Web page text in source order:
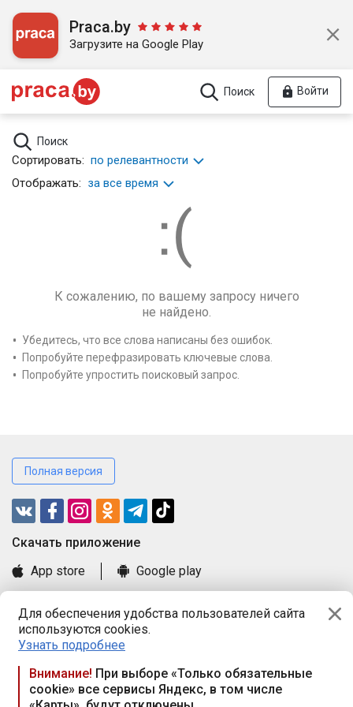
Для обеспечения удобства пользователей сайта
используются cookies.
Узнать подробнее
Внимание! При выборе «Только обязательные
cookie» все сервисы Яндекс, в том числе
Praca.by
Загрузите на Google Play
Поиск Войти
Поиск
Сортировать: по релевантности
Отображать: за все время
К сожалению, по вашему запросу ничего
не найдено.
Убедитесь, что все слова написаны без ошибок.
Попробуйте перефразировать ключевые слова.
Попробуйте упростить поисковый запрос.
Полная версия
Cкачать приложение
App store
Google play
Книга замечаний и предложений
Правила и документы
Praca.by © 2000—2026, ООО «ПРАЦА БАЙ»
Республика Беларусь, 220114, г. Минск, пр-т Независимости
117а, пом. № 9.